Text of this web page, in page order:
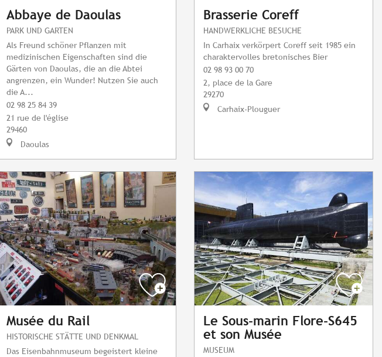
Abbaye de Daoulas
PARK UND GARTEN
Als Freund schöner Pflanzen mit
medizinischen Eigenschaften sind die
Gärten von Daoulas, die an die Abtei
angrenzen, ein Wunder! Nutzen Sie auch
die A...
02 98 25 84 39
21 rue de l'église
29460
Daoulas
Brasserie Coreff
HANDWERKLICHE BESUCHE
In Carhaix verkörpert Coreff seit 1985 ein
charaktervolles bretonisches Bier
02 98 93 00 70
2, place de la Gare
29270
Carhaix-Plouguer
Musée du Rail
HISTORISCHE STÄTTE UND DENKMAL
Das Eisenbahnmuseum begeistert kleine
Le Sous-marin Flore-S645
et son Musée
MUSEUM